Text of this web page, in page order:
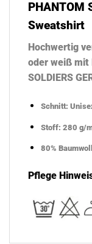
PHANTOM
Sweatshirt
Hochwertig
oder weiß mit
SOLDIERS
Schnitt:
Stoff: 280 g/
80%
Pflege